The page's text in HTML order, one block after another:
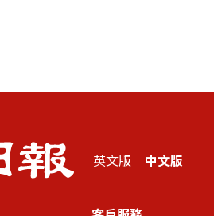
英文版 中文版